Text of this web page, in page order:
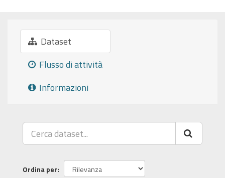
Dataset
Flusso di attività
Informazioni
Ordina per